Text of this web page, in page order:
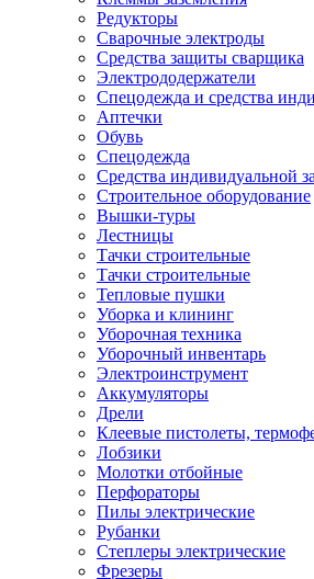
Редукторы
Сварочные электроды
Средства защиты сварщика
Электрододержатели
Спецодежда и средства
Аптечки
Обувь
Спецодежда
Средства индивидуальной
Строительное оборудование
Вышки-туры
Лестницы
Тачки строительные
Тачки строительные
Тепловые пушки
Уборка и клининг
Уборочная техника
Уборочный инвентарь
Электроинструмент
Аккумуляторы
Дрели
Клеевые пистолеты,
Лобзики
Молотки отбойные
Перфораторы
Пилы электрические
Рубанки
Степлеры электрические
Фрезеры